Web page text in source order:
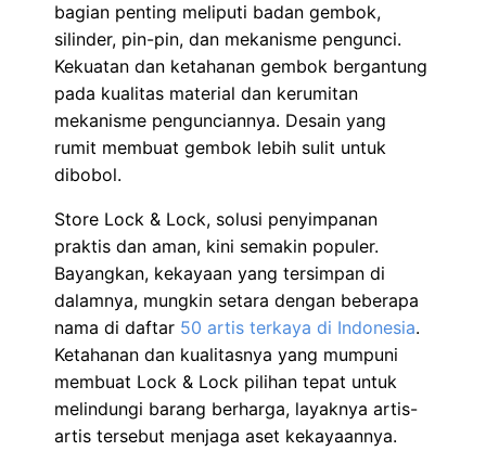
bagian penting meliputi badan gembok,
silinder, pin-pin, dan mekanisme pengunci.
Kekuatan dan ketahanan gembok bergantung
pada kualitas material dan kerumitan
mekanisme pengunciannya. Desain yang
rumit membuat gembok lebih sulit untuk
dibobol.
Store Lock & Lock, solusi penyimpanan
praktis dan aman, kini semakin populer.
Bayangkan, kekayaan yang tersimpan di
dalamnya, mungkin setara dengan beberapa
nama di daftar 50 artis terkaya di Indonesia.
Ketahanan dan kualitasnya yang mumpuni
membuat Lock & Lock pilihan tepat untuk
melindungi barang berharga, layaknya artis-
artis tersebut menjaga aset kekayaannya.